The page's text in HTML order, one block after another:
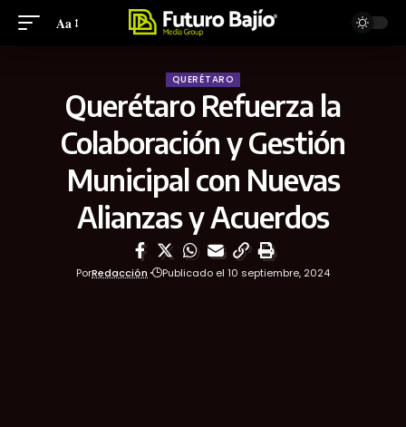
Aa
QUERÉTARO
Querétaro Refuerza la
Colaboración y Gestión
Municipal con Nuevas
Alianzas y Acuerdos
PorRedacción Publicado el 10 septiembre, 2024